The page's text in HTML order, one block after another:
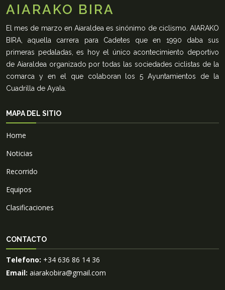
AIARAKO BIRA
El mes de marzo en Aiaraldea es sinónimo de ciclismo. AIARAKO
BIRA, aquella carrera para Cadetes que en 1990 daba sus
primeras pedaladas, es hoy el único acontecimiento deportivo
de Aiaraldea organizado por todas las sociedades ciclistas de la
comarca y en el que colaboran los 5 Ayuntamientos de la
Cuadrilla de Ayala.
MAPA DEL SITIO
Home
Noticias
Recorrido
Equipos
Clasificaciones
CONTACTO
Telefono: +34 636 86 14 36
Email: aiarakobira@gmail.com